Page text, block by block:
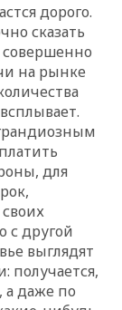
дорого.
сказать
на рынке
для
с другой
выглядят
получается,
даже по